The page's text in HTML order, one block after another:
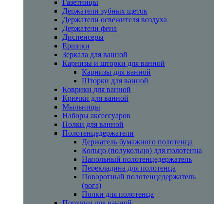
Газетницы
Держатели зубных щеток
Держатели освежителя воздуха
Держатели фена
Диспенсеры
Ершики
Зеркала для ванной
Карнизы и шторки для ванной
Карнизы для ванной
Шторки для ванной
Коврики для ванной
Крючки для ванной
Мыльницы
Наборы аксессуаров
Полки для ванной
Полотенцедержатели
Держатель бумажного полотенца
Кольцо (полукольцо) для полотенца
Напольный полотенцедержатель
Перекладина для полотенца
Поворотный полотенцедержатель
(рога)
Полки для полотенца